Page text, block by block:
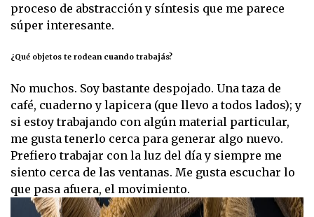
proceso de abstracción y síntesis que me parece
súper interesante.
¿Qué objetos te rodean cuando trabajás?
No muchos. Soy bastante despojado. Una taza de
café, cuaderno y lapicera (que llevo a todos lados); y
si estoy trabajando con algún material particular,
me gusta tenerlo cerca para generar algo nuevo.
Prefiero trabajar con la luz del día y siempre me
siento cerca de las ventanas. Me gusta escuchar lo
que pasa afuera, el movimiento.